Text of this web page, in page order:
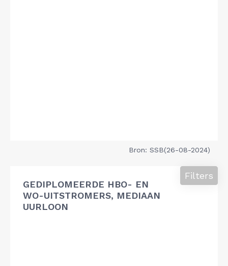
Bron: SSB(26-08-2024)
GEDIPLOMEERDE HBO- EN
WO-UITSTROMERS, MEDIAAN
UURLOON
Filters